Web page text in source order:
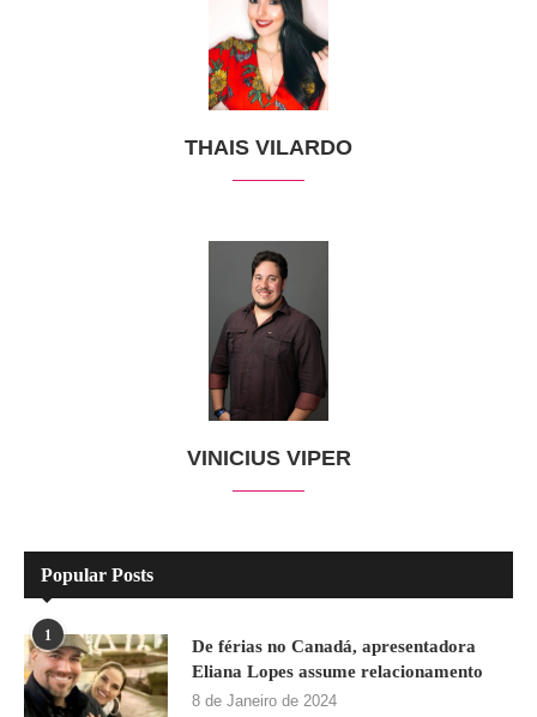
THAIS VILARDO
VINICIUS VIPER
Popular Posts
1
De férias no Canadá, apresentadora
Eliana Lopes assume relacionamento
8 de Janeiro de 2024